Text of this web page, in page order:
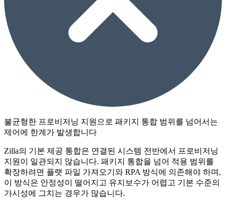
불균형한 프로비저닝 지원으로 패키지 통합 범위를 넘어서는
제어에 한계가 발생합니다
Zilla의 기본 제공 통합은 연결된 시스템 전반에서 프로비저닝
지원이 일관되지 않습니다. 패키지 통합을 넘어 적용 범위를
확장하려면 플랫 파일 가져오기와 RPA 방식에 의존해야 하며,
이 방식은 안정성이 떨어지고 유지보수가 어렵고 기본 수준의
가시성에 그치는 경우가 많습니다.